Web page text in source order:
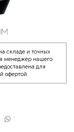
складе и точных
менеджер нашего
для
офертой.